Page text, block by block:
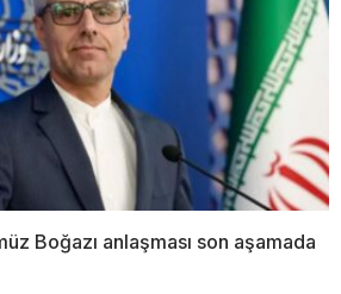
Boğazı anlaşması son aşamada